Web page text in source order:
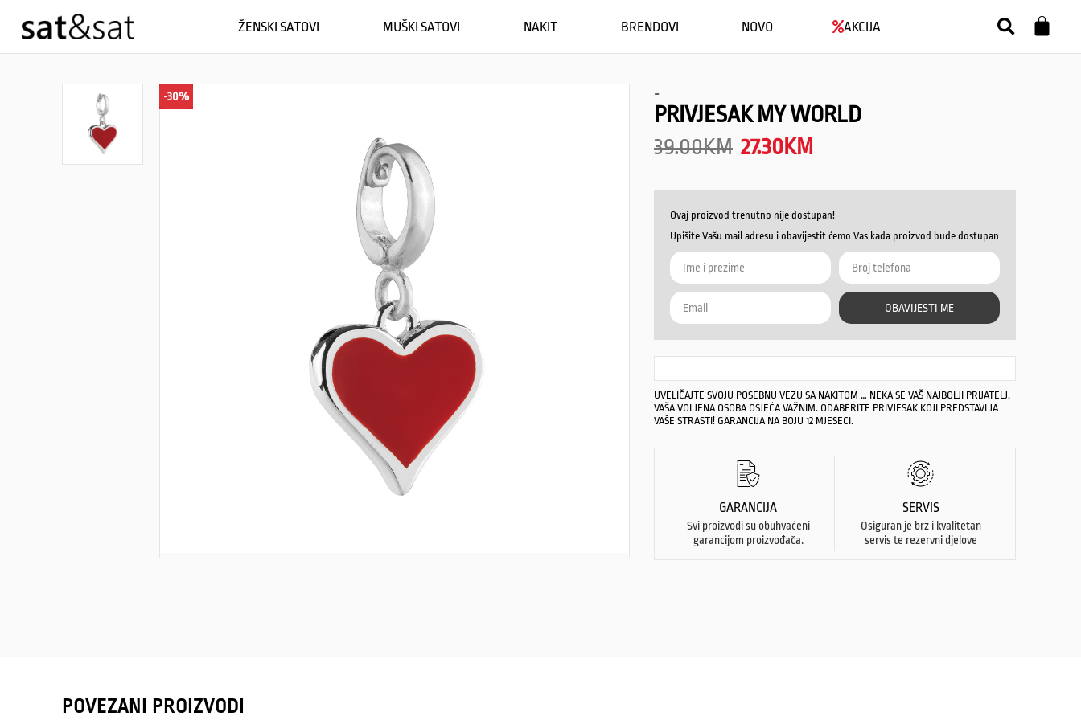
ŽENSKI SATOVI MUŠKI SATOVI NAKIT BRENDOVI NOVO AKCIJA
-30% -
PRIVJESAK MY WORLD
39.00KM 27.30KM
Ovaj proizvod trenutno nije dostupan!
Upišite Vašu mail adresu i obavijestit ćemo Vas kada proizvod bude dostupan
OBAVIJESTI ME
UVELIČAJTE SVOJU POSEBNU VEZU SA NAKITOM … NEKA SE VAŠ NAJBOLJI PRIJATELJ,
VAŠA VOLJENA OSOBA OSJEĆA VAŽNIM. ODABERITE PRIVJESAK KOJI PREDSTAVLJA
VAŠE STRASTI! GARANCIJA NA BOJU 12 MJESECI.
GARANCIJA
Svi proizvodi su obuhvaćeni
garancijom proizvođača.
SERVIS
Osiguran je brz i kvalitetan
servis te rezervni djelove
POVEZANI PROIZVODI